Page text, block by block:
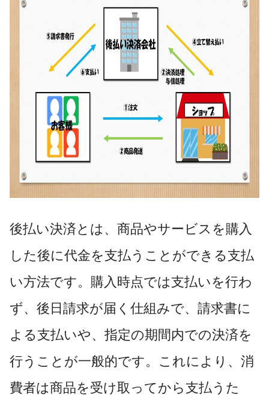
後払い決済とは、商品やサービスを購入
した後に代金を支払うことができる支払
い方法です。購入時点では支払いを行わ
ず、後日請求が届く仕組みで、請求書に
よる支払いや、指定の期間内での決済を
行うことが一般的です。これにより、消
費者は商品を受け取ってから支払うた